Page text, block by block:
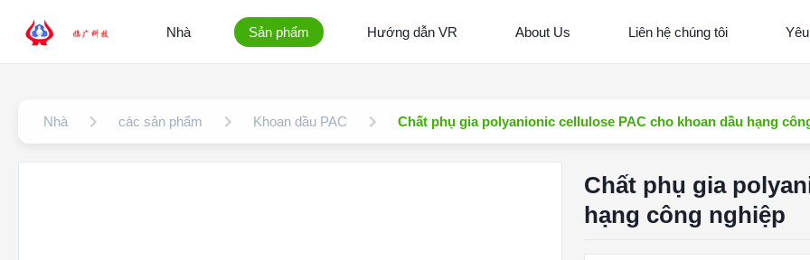
Nhà Sản phẩm Hướng dẫn VR About Us Liên hệ chúng tôi
Nhà các sản phẩm Khoan dầu PAC Chất phụ gia polyanionic cellulose PAC cho khoan dầu hạng
Chất phụ gia
hạng công nghiệp